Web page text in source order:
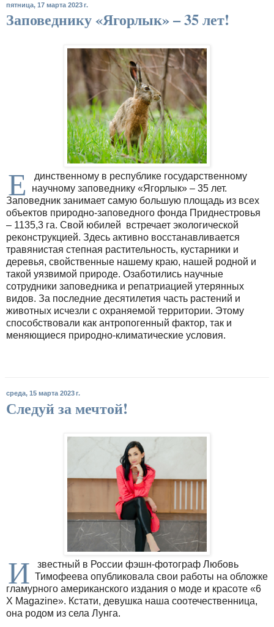
пятница, 17 марта 2023 г.
Заповеднику «Ягорлык» – 35 лет!
Е
динственному в республике государственному
научному заповеднику «Ягорлык» – 35 лет.
Заповедник занимает самую большую площадь из всех
объектов природно-заповедного фонда Приднестровья
– 1135,3 га. Свой юбилей встречает экологической
реконструкцией. Здесь активно восстанавливается
травянистая степная растительность, кустарники и
деревья, свойственные нашему краю, нашей родной и
такой уязвимой природе. Озаботились научные
сотрудники заповедника и репатриацией утерянных
видов. За последние десятилетия часть растений и
животных исчезли с охраняемой территории. Этому
способствовали как антропогенный фактор, так и
меняющиеся природно-климатические условия.
среда, 15 марта 2023 г.
Следуй за мечтой!
И
звестный в России фэшн-фотограф Любовь
Тимофеева опубликовала свои работы на обложке
гламурного американского издания о моде и красоте «6
X Magazine». Кстати, девушка наша соотечественница,
она родом из села Лунга.